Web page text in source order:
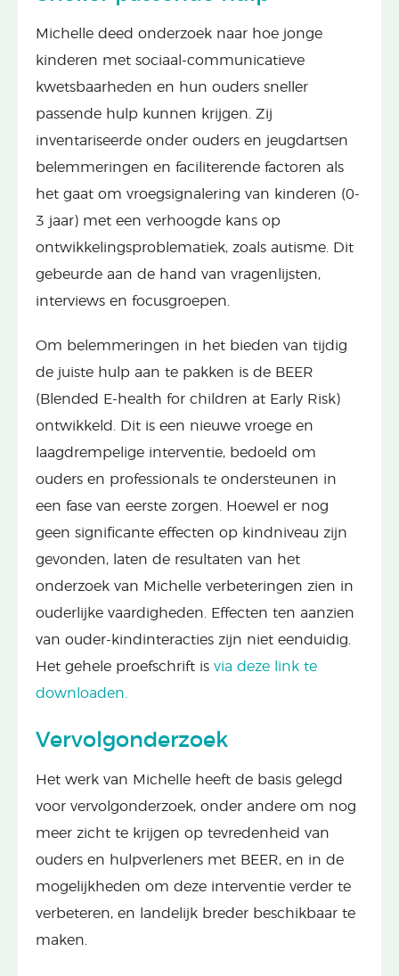
Michelle deed onderzoek naar hoe jonge
kinderen met sociaal-communicatieve
kwetsbaarheden en hun ouders sneller
passende hulp kunnen krijgen. Zij
inventariseerde onder ouders en jeugdartsen
belemmeringen en faciliterende factoren als
het gaat om vroegsignalering van kinderen (0-
3 jaar) met een verhoogde kans op
ontwikkelingsproblematiek, zoals autisme. Dit
gebeurde aan de hand van vragenlijsten,
interviews en focusgroepen.
Om belemmeringen in het bieden van tijdig
de juiste hulp aan te pakken is de BEER
(Blended E-health for children at Early Risk)
ontwikkeld. Dit is een nieuwe vroege en
laagdrempelige interventie, bedoeld om
ouders en professionals te ondersteunen in
een fase van eerste zorgen. Hoewel er nog
geen significante effecten op kindniveau zijn
gevonden, laten de resultaten van het
onderzoek van Michelle verbeteringen zien in
ouderlijke vaardigheden. Effecten ten aanzien
van ouder-kindinteracties zijn niet eenduidig.
Het gehele proefschrift is via deze link te
downloaden.
Vervolgonderzoek
Het werk van Michelle heeft de basis gelegd
voor vervolgonderzoek, onder andere om nog
meer zicht te krijgen op tevredenheid van
ouders en hulpverleners met BEER, en in de
mogelijkheden om deze interventie verder te
verbeteren, en landelijk breder beschikbaar te
maken.